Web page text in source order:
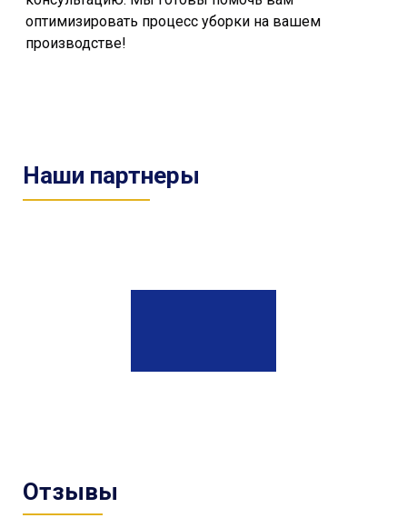
оптимизировать процесс уборки на вашем
производстве!
Наши партнеры
Отзывы